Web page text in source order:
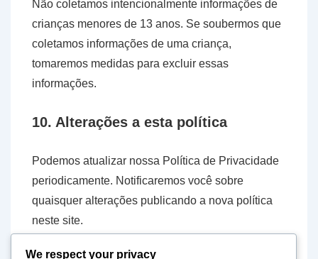
Não coletamos intencionalmente informações de
crianças menores de 13 anos. Se soubermos que
coletamos informações de uma criança,
tomaremos medidas para excluir essas
informações.
10. Alterações a esta política
Podemos atualizar nossa Política de Privacidade
periodicamente. Notificaremos você sobre
quaisquer alterações publicando a nova política
neste site.
We respect your privacy